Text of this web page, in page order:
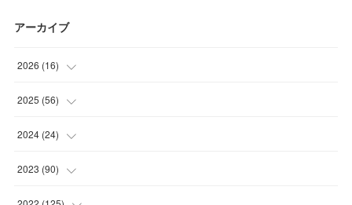
アーカイブ
2026 (16)
(1
(1
(7
(7)
2025 (56)
(5
(11 )
(17
2024 (24)
(1
(1)
2023 (90)
(12